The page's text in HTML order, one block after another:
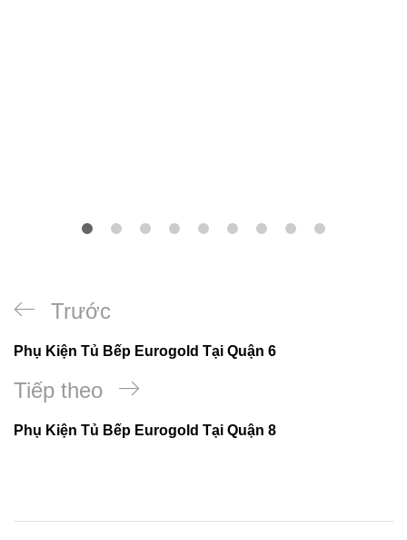
Trước
Phụ Kiện Tủ Bếp Eurogold Tại Quận 6
Tiếp theo
Phụ Kiện Tủ Bếp Eurogold Tại Quận 8